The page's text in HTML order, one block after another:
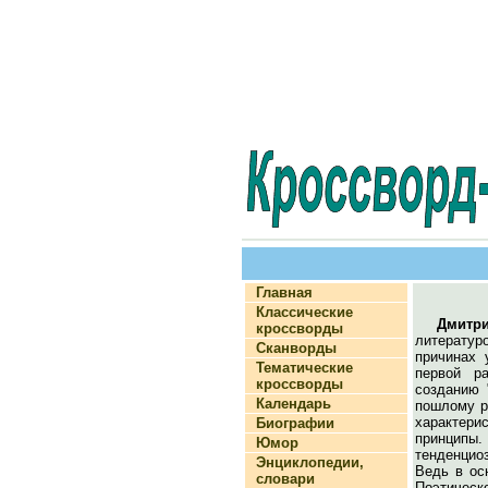
Главная
Классические
кроссворды
Сканворды
Тематические
кроссворды
Календарь
Биографии
Юмор
Энциклопедии,
словари
причинах
первой
созданию
пошлому
Ведь в